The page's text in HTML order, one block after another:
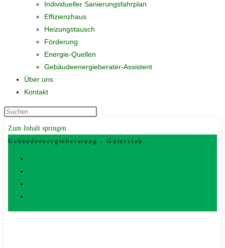
Individueller Sanierungsfahrplan
Effizienzhaus
Heizungstausch
Förderung
Energie-Quellen
Gebäudeenergieberater-Assistent
Über uns
Kontakt